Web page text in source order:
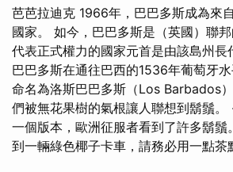
芭芭拉迪克 1966年，巴巴多斯成為來
國家。 如今，巴巴多斯是（英國）聯
代表正式權力的國家元首是由該島州長
巴巴多斯在通往巴西的1536年葡萄牙
命名為洛斯巴巴多斯（Los Barbados
們被無花果樹的氣根讓人聯想到鬍鬚
一個版本，歐洲征服者看到了許多鬍鬚
到一輛綠色椰子卡車，請務必用一點茶